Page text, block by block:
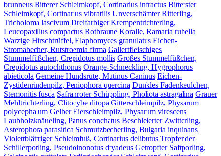
brunneus Bitterer Schleimkopf, Cortinarius infractus Bitterster
Schleimkopf, Cortinarius vibratilis Unverschämter Ritterling,
Tricholoma lascivum Dreifarbiger Krempentrichterling,
Leucopaxillus compactus Rotbraune Koralle, Ramaria rubella
Warzige Hirschtrüffel, Elaphomyces granulatus Eichen-
Stromabecher, Rutstroemia firma Gallertfleischiges
Stummelfüßchen, Crepidotus mollis Großes Stummelfüßchen,
Crepidotus autochthonus Orange-Schneckling, Hygrophorus
abieticola Gemeine Hundsrute, Mutinus Caninus Eichen-
Zystidenrindenpilz, Peniophora quercina Dunkles Fadenkeulchen,
Stemonitis fusca Safranroter Schüppling, Pholiota astragalina Grauer
Mehltrichterling, Clitocybe ditopa Gitterschleimpilz, Physarum
polycephalum Gelber Eierschleimpilz, Physarum virescens
Laubholzknäueling, Panus conchatus Beschleierter Zwitterling,
Asterophora parasitica Schmutzbecherling, Bulgaria inquinans
Violettblättriger Schleimfuß, Cortinarius delibutus Tropfender
Schillerporling, Pseudoinonotus dryadeus Getropfter Saftporling,